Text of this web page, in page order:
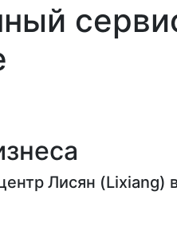
Лисян (Lixiang)